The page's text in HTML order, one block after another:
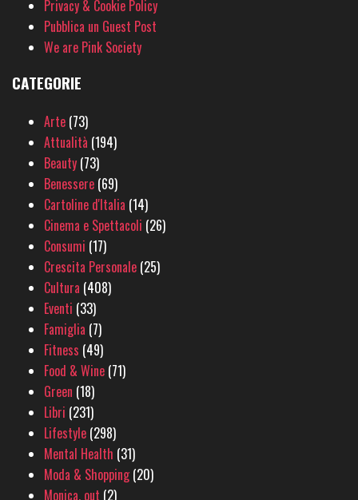
Privacy & Cookie Policy
Pubblica un Guest Post
We are Pink Society
CATEGORIE
Arte (73)
Attualità (194)
Beauty (73)
Benessere (69)
Cartoline d'Italia (14)
Cinema e Spettacoli (26)
Consumi (17)
Crescita Personale (25)
Cultura (408)
Eventi (33)
Famiglia (7)
Fitness (49)
Food & Wine (71)
Green (18)
Libri (231)
Lifestyle (298)
Mental Health (31)
Moda & Shopping(20)
Monica, out (2)